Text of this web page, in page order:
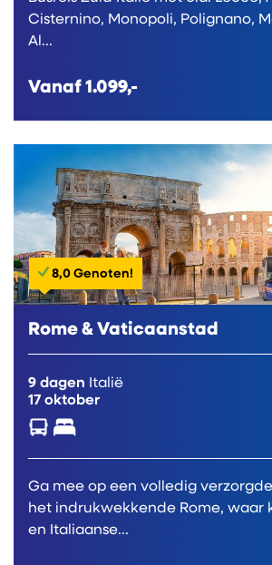
Cisternino, Monopoli, Polignano,
Al...
Vanaf 1.099,-
8,0 Genoten!
Rome & Vaticaanstad
9 dagen Italië
17 oktober
Ga mee op een volledig
het indrukwekkende Rome, waar
en Italiaanse...